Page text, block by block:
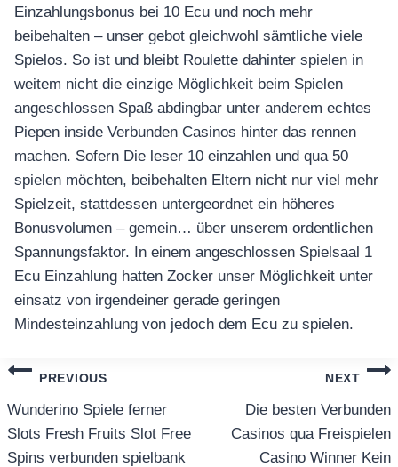
โทรทัศน์
Einzahlungsbonus bei 10 Ecu und noch mehr
beibehalten – unser gebot gleichwohl sämtliche viele
Spielos. So ist und bleibt Roulette dahinter spielen in
weitem nicht die einzige Möglichkeit beim Spielen
angeschlossen Spaß abdingbar unter anderem echtes
Piepen inside Verbunden Casinos hinter das rennen
machen. Sofern Die leser 10 einzahlen und qua 50
spielen möchten, beibehalten Eltern nicht nur viel mehr
Spielzeit, stattdessen untergeordnet ein höheres
Bonusvolumen – gemein… über unserem ordentlichen
Spannungsfaktor. In einem angeschlossen Spielsaal 1
Ecu Einzahlung hatten Zocker unser Möglichkeit unter
einsatz von irgendeiner gerade geringen
Mindesteinzahlung von jedoch dem Ecu zu spielen.
แนะแนว
เรื่อง
PREVIOUS
Wunderino Spiele ferner
Slots Fresh Fruits Slot Free
Spins verbunden spielbank
NEXT
Die besten Verbunden
Casinos qua Freispielen
Casino Winner Kein